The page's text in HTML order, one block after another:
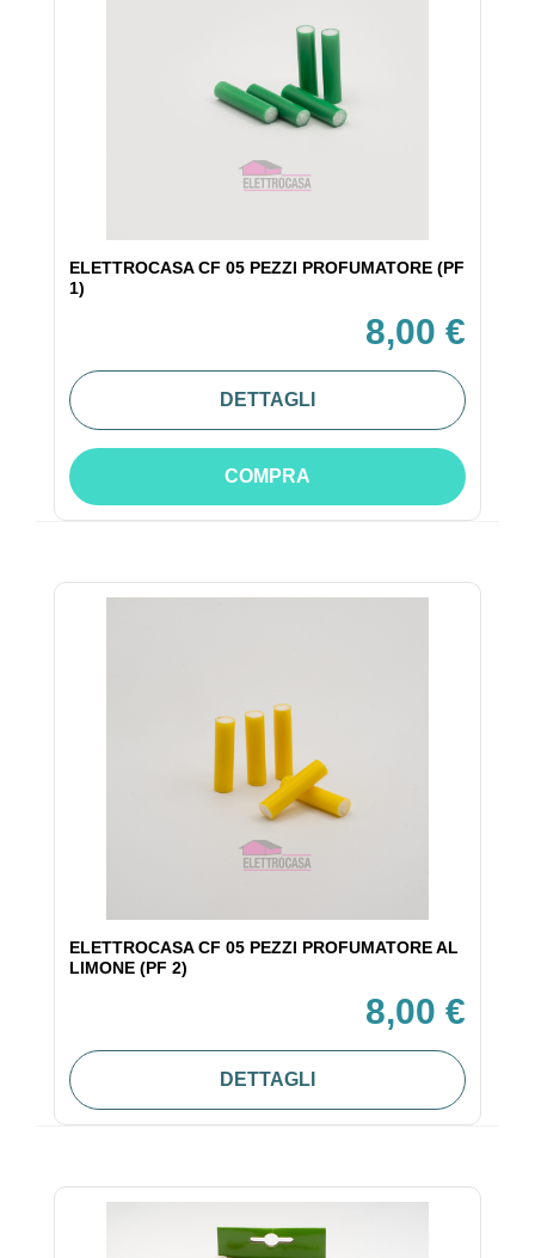
ELETTROCASA CF 05 PEZZI PROFUMATORE (PF
1)
8,00 €
DETTAGLI
COMPRA
ELETTROCASA CF 05 PEZZI PROFUMATORE AL
LIMONE (PF 2)
8,00 €
DETTAGLI